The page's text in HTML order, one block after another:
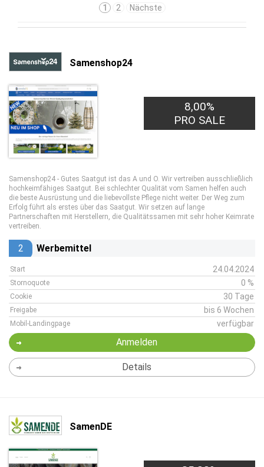
1 2 Nächste
Samenshop24
8,00%
PRO SALE
Samenshop24 - Gutes Saatgut ist das A und O. Wir vertreiben ausschließlich
hochkeimfähiges Saatgut. Bei schlechter Qualität vom Samen helfen auch
die beste Ausrüstung und die liebevollste Pflege nicht weiter. Der Weg zum
Erfolg führt als erstes über das Saatgut. Wir setzen auf lange
Partnerschaften mit Herstellern, die Qualitätssamen mit sehr hoher Keimrate
vertreiben.
2 Werbemittel
Start 24.04.2024
Stornoquote 0 %
Cookie 30 Tage
Freigabe bis 6 Wochen
Mobil-Landingpage verfügbar
Anmelden
Details
SamenDE